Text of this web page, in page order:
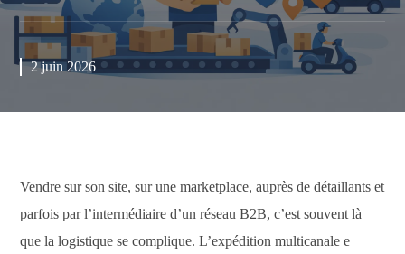
2 juin 2026
Vendre sur son site, sur une marketplace, auprès de détaillants et
parfois par l’intermédiaire d’un réseau B2B, c’est souvent là
que la logistique se complique. L’expédition multicanale e